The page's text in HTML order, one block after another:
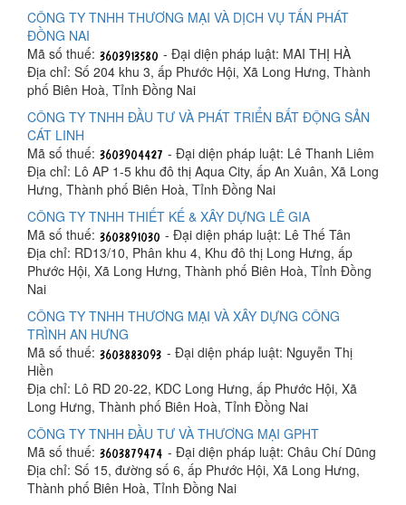
CÔNG TY TNHH THƯƠNG MẠI VÀ DỊCH VỤ TẤN PHÁT
ĐỒNG NAI
Mã số thuế:
- Đại diện pháp luật: MAI THỊ HÀ
Địa chỉ: Số 204 khu 3, ấp Phước Hội, Xã Long Hưng, Thành
phố Biên Hoà, Tỉnh Đồng Nai
CÔNG TY TNHH ĐẦU TƯ VÀ PHÁT TRIỂN BẤT ĐỘNG SẢN
CÁT LINH
Mã số thuế:
- Đại diện pháp luật: Lê Thanh Liêm
Địa chỉ: Lô AP 1-5 khu đô thị Aqua City, ấp An Xuân, Xã Long
Hưng, Thành phố Biên Hoà, Tỉnh Đồng Nai
CÔNG TY TNHH THIẾT KẾ & XÂY DỰNG LÊ GIA
Mã số thuế:
- Đại diện pháp luật: Lê Thế Tân
Địa chỉ: RD13/10, Phân khu 4, Khu đô thị Long Hưng, ấp
Phước Hội, Xã Long Hưng, Thành phố Biên Hoà, Tỉnh Đồng
Nai
CÔNG TY TNHH THƯƠNG MẠI VÀ XÂY DỰNG CÔNG
TRÌNH AN HƯNG
Mã số thuế:
- Đại diện pháp luật: Nguyễn Thị
Hiền
Địa chỉ: Lô RD 20-22, KDC Long Hưng, ấp Phước Hội, Xã
Long Hưng, Thành phố Biên Hoà, Tỉnh Đồng Nai
CÔNG TY TNHH ĐẦU TƯ VÀ THƯƠNG MẠI GPHT
Mã số thuế:
- Đại diện pháp luật: Châu Chí Dũng
Địa chỉ: Số 15, đường số 6, ấp Phước Hội, Xã Long Hưng,
Thành phố Biên Hoà, Tỉnh Đồng Nai